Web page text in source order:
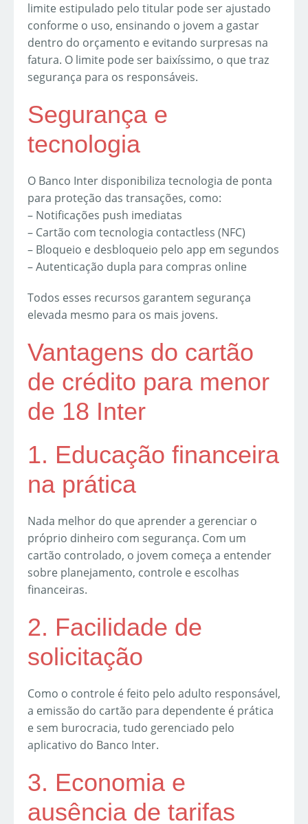
limite estipulado pelo titular pode ser ajustado
conforme o uso, ensinando o jovem a gastar
dentro do orçamento e evitando surpresas na
fatura. O limite pode ser baixíssimo, o que traz
segurança para os responsáveis.
Segurança e
tecnologia
O Banco Inter disponibiliza tecnologia de ponta
para proteção das transações, como:
– Notificações push imediatas
– Cartão com tecnologia contactless (NFC)
– Bloqueio e desbloqueio pelo app em segundos
– Autenticação dupla para compras online
Todos esses recursos garantem segurança
elevada mesmo para os mais jovens.
Vantagens do cartão
de crédito para menor
de 18 Inter
1. Educação financeira
na prática
Nada melhor do que aprender a gerenciar o
próprio dinheiro com segurança. Com um
cartão controlado, o jovem começa a entender
sobre planejamento, controle e escolhas
financeiras.
2. Facilidade de
solicitação
Como o controle é feito pelo adulto responsável,
a emissão do cartão para dependente é prática
e sem burocracia, tudo gerenciado pelo
aplicativo do Banco Inter.
3. Economia e
ausência de tarifas